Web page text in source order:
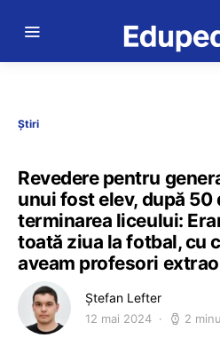
Știri
Revedere pentru
unui fost elev, după 50
terminarea liceului:
toată ziua la fotbal, cu
aveam profesori
Ștefan Lefter
12 mai 2024 2